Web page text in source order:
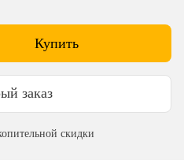
Купить
заказ
скидки